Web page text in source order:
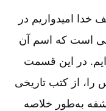
امیدواریم در
بخشی است که اسم آن
در این قسمت
از کتب تاریخی
به‌طور خلاصه